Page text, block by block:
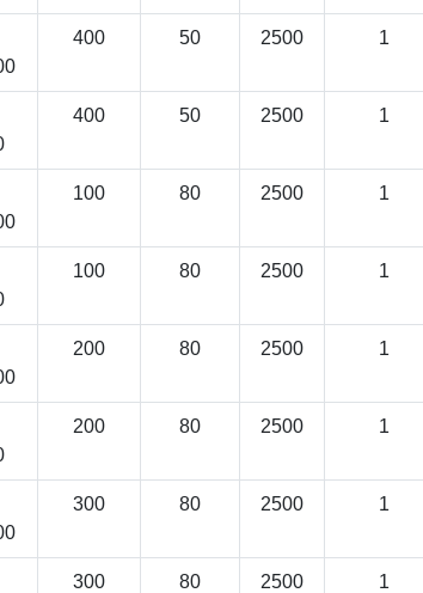
400 50 2500 1
400 50 2500 1
100 80 2500 1
100 80 2500 1
200 80 2500 1
200 80 2500 1
300 80 2500 1
300 80 2500 1